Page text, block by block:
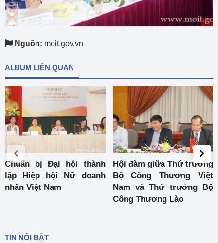
Nguồn: moit.gov.vn
ALBUM LIÊN QUAN
Hội đàm giữa Thứ trưởng
Bộ Công Thương Việt
Nam và Thứ trưởng Bộ
Bộ Công Thương và Tạp
chí Cộng sản ký Thỏa
thuận hợp tác tuyên
truyền
TIN NỔI BẬT